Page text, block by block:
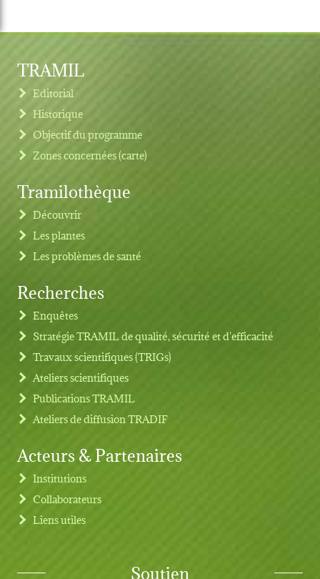
Footer menu
TRAMIL
Editorial
Historique
Objectif du programme
Zones concernées (carte)
Tramilothèque
Découvrir
Les plantes
Les problèmes de santé
Recherches
Enquêtes
Stratégie TRAMIL de qualité, sécurité et d'efficacité
Travaux scientifiques (TRIGs)
Ateliers scientifiques
Publications TRAMIL
Ateliers de diffusion TRADIF
Acteurs & Partenaires
Institutions
Collaborateurs
Liens utiles
Soutien